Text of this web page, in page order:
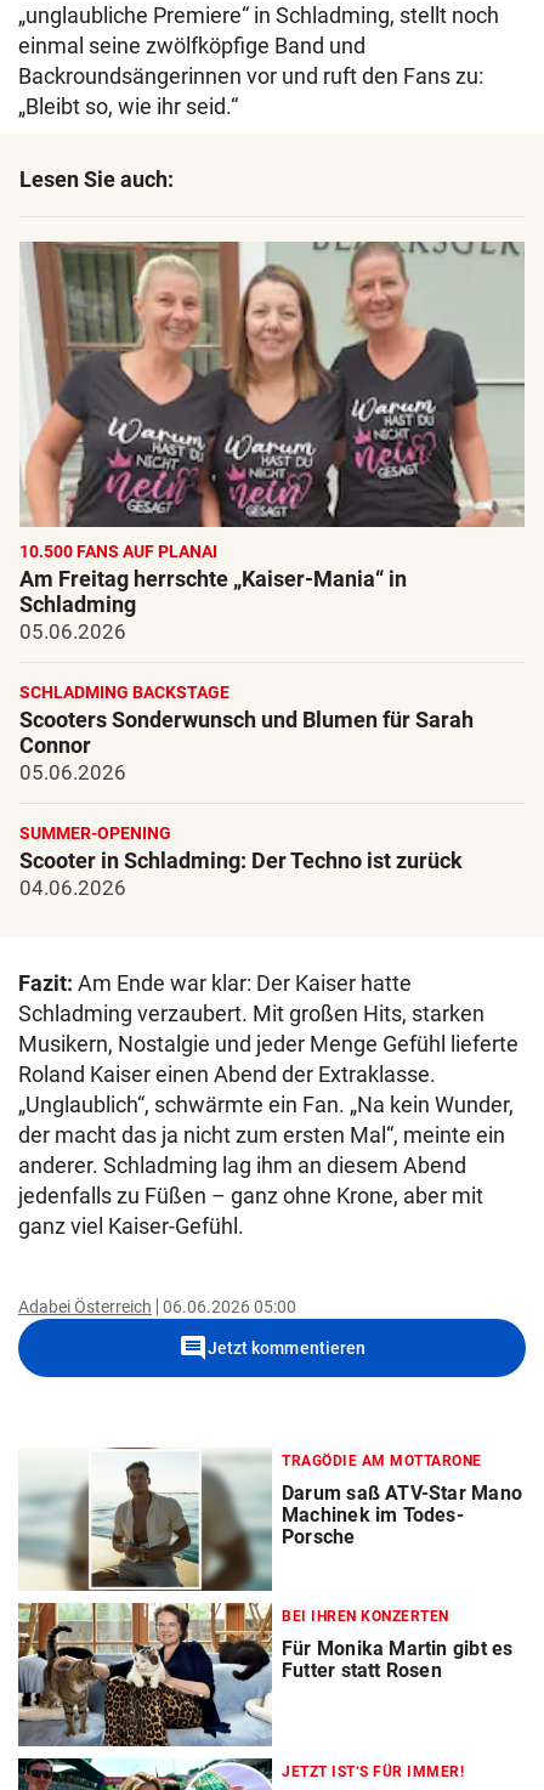
„unglaubliche Premiere“ in Schladming, stellt noch
einmal seine zwölfköpfige Band und
Backroundsängerinnen vor und ruft den Fans zu:
„Bleibt so, wie ihr seid.“
Lesen Sie auch:
10.500 FANS AUF PLANAI
Am Freitag herrschte „Kaiser-Mania“ in
Schladming
05.06.2026
SCHLADMING BACKSTAGE
Scooters Sonderwunsch und Blumen für Sarah
Connor
05.06.2026
SUMMER-OPENING
Scooter in Schladming: Der Techno ist zurück
04.06.2026
Fazit: Am Ende war klar: Der Kaiser hatte
Schladming verzaubert. Mit großen Hits, starken
Musikern, Nostalgie und jeder Menge Gefühl lieferte
Roland Kaiser einen Abend der Extraklasse.
„Unglaublich“, schwärmte ein Fan. „Na kein Wunder,
der macht das ja nicht zum ersten Mal“, meinte ein
anderer. Schladming lag ihm an diesem Abend
jedenfalls zu Füßen – ganz ohne Krone, aber mit
ganz viel Kaiser-Gefühl.
Adabei Österreich 06.06.2026 05:00
commentJetzt kommentieren
TRAGÖDIE AM MOTTARONE
Darum saß ATV-Star Mano
Machinek im Todes-
Porsche
BEI IHREN KONZERTEN
Für Monika Martin gibt es
Futter statt Rosen
JETZT IST‘S FÜR IMMER!